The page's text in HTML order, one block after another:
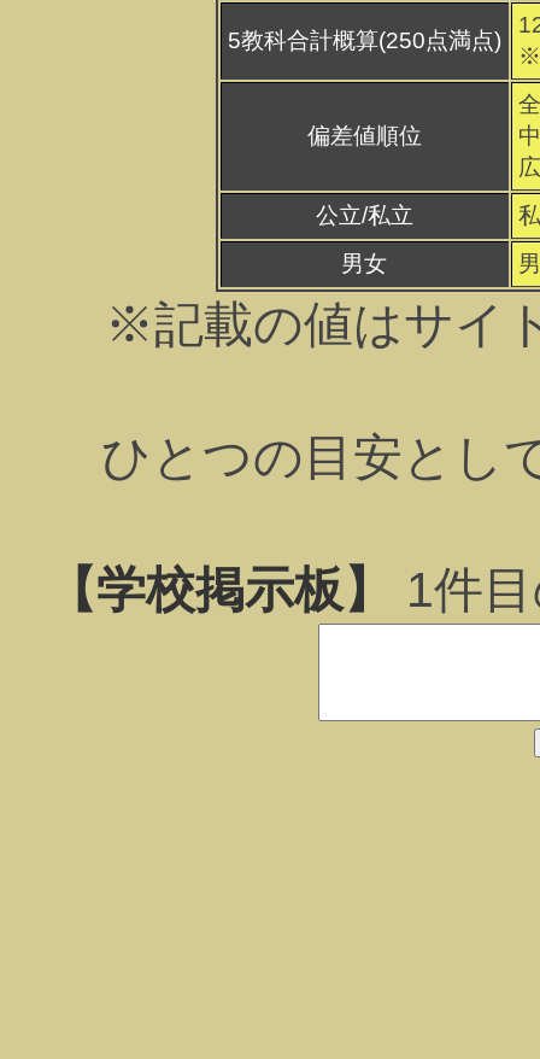
5教科合計概算(250点満点)
※
偏差値順位
公立/私立
男女
※記載の値はサイ
ひとつの目安とし
【学校掲示板】 1件